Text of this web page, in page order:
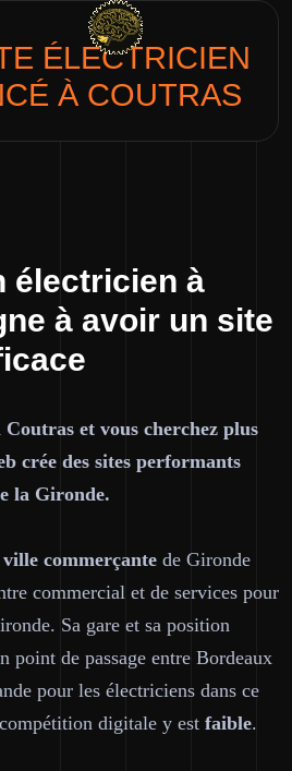
ÉLECTRICIEN
À COUTRAS
électricien à
à avoir un site
Coutras et vous cherchez plus
crée des sites performants
la Gironde.
commerçante de Gironde
commercial et de services pour
Sa gare et sa position
point de passage entre Bordeaux
pour les électriciens dans ce
digitale y est faible.